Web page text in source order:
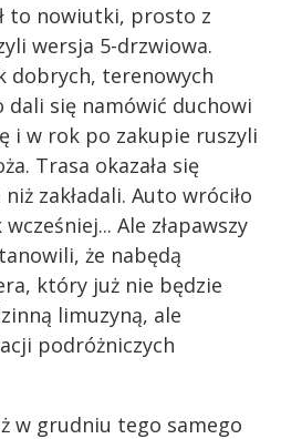
to nowiutki, prosto z
wersja 5-drzwiowa.
dobrych, terenowych
dali się namówić duchowi
i w rok po zakupie ruszyli
Trasa okazała się
zakładali. Auto wróciło
Ale złapawszy
że nabędą
który już nie będzie
limuzyną, ale
podróżniczych
w grudniu tego samego